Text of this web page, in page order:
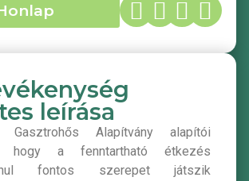
leírása
Alapítvány alapítói
hogy a fenntartható étkezés
fontos szerepet játszik